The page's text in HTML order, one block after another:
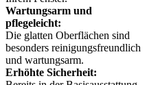
Wartungsarm und
pflegeleicht:
Die glatten Oberflächen sind
besonders reinigungsfreundlich
und wartungsarm.
Erhöhte Sicherheit: